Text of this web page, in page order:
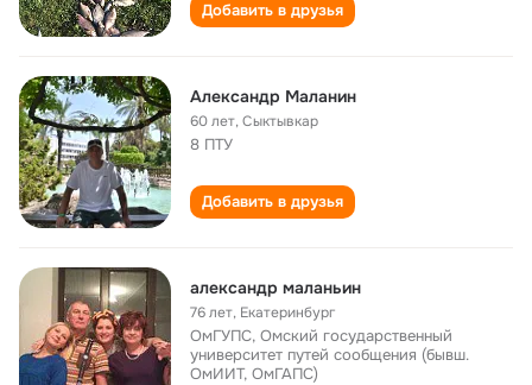
Добавить в друзья
Александр Маланин
60 лет,Сыктывкар
8 ПТУ
Добавить в друзья
александр маланьин
76 лет, Екатеринбург
ОмГУПС, Омский государственный
университет путей сообщения (бывш.
ОмИИТ, ОмГАПС)